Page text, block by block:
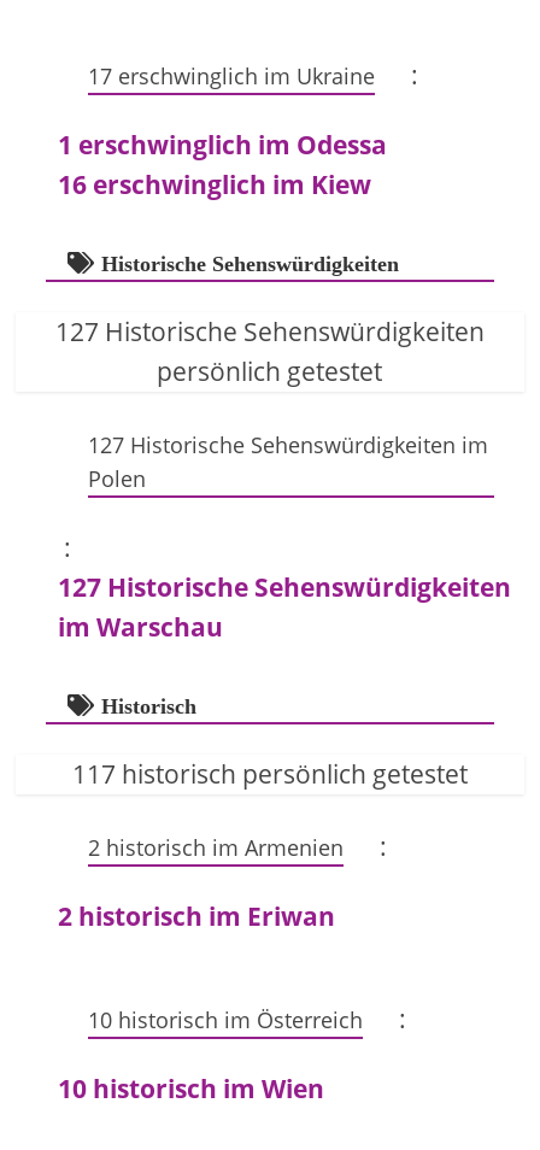
17 erschwinglich im Ukraine :
1 erschwinglich im Odessa
16 erschwinglich im Kiew
Historische Sehenswürdigkeiten
127 Historische Sehenswürdigkeiten
persönlich getestet
127 Historische Sehenswürdigkeiten im
Polen
:
127 Historische Sehenswürdigkeiten
im Warschau
Historisch
117 historisch persönlich getestet
2 historisch im Armenien :
2 historisch im Eriwan
10 historisch im Österreich :
10 historisch im Wien